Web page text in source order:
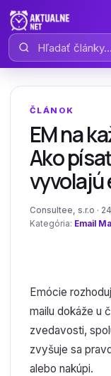
Hľadať články
ČLÁNOK
EM na
Ako
vyvolajú
Consultee, s.r.o ·
Kategória: Email
Emócie
mailu dokáže u
zvedavosti,
zvyšuje sa
alebo nakúpi.